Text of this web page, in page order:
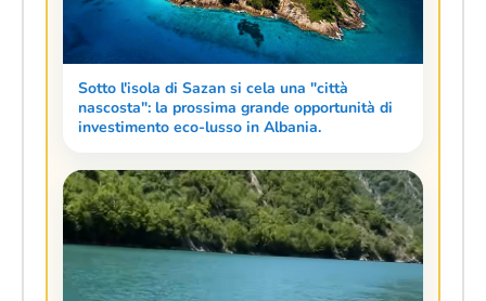
Sotto l'isola di Sazan si cela una "città
nascosta": la prossima grande opportunità di
investimento eco-lusso in Albania.